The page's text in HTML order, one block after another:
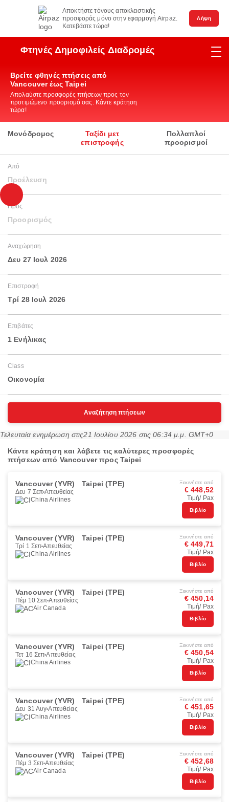
Αποκτήστε τόνους αποκλειστικής
προσφοράς μόνο στην εφαρμογή Airpaz.
Κατεβάστε τώρα!
Λήψη
Φτηνές Δημοφιλείς Διαδρομές
Βρείτε φθηνές πτήσεις από
Vancouver έως Taipei
Απολαύστε προσφορές πτήσεων προς τον
προτιμώμενο προορισμό σας. Κάντε κράτηση
τώρα!
Μονόδρομος
Ταξίδι μετ
επιστροφής
Πολλαπλοί
προορισμοί
Από
Προέλευση
Προς
Προορισμός
Αναχώρηση
Δευ 27 Ιουλ 2026
Επιστροφή
Τρί 28 Ιουλ 2026
Επιβάτες
1 Ενήλικας
Class
Οικονομία
Αναζήτηση πτήσεων
Τελευταία ενημέρωση στις21 Ιουλίου 2026 στις 06:34 μ.μ. GMT+0
Κάντε κράτηση και λάβετε τις καλύτερες προσφορές
πτήσεων από Vancouver προς Taipei
Vancouver (YVR) Taipei (TPE)
Δευ 7 Σεπ Απευθείας
China Airlines
Ξεκινήστε από
€ 448,52
Τιμή/ Pax
Βιβλίο
Vancouver (YVR) Taipei (TPE)
Τρί 1 Σεπ Απευθείας
China Airlines
Ξεκινήστε από
€ 449,71
Τιμή/ Pax
Βιβλίο
Vancouver (YVR) Taipei (TPE)
Πέμ 10 Σεπ Απευθείας
Air Canada
Ξεκινήστε από
€ 450,14
Τιμή/ Pax
Βιβλίο
Vancouver (YVR) Taipei (TPE)
Τετ 16 Σεπ Απευθείας
China Airlines
Ξεκινήστε από
€ 450,54
Τιμή/ Pax
Βιβλίο
Vancouver (YVR) Taipei (TPE)
Δευ 31 Αυγ Απευθείας
China Airlines
Ξεκινήστε από
€ 451,65
Τιμή/ Pax
Βιβλίο
Vancouver (YVR) Taipei (TPE)
Πέμ 3 Σεπ Απευθείας
Air Canada
Ξεκινήστε από
€ 452,68
Τιμή/ Pax
Βιβλίο